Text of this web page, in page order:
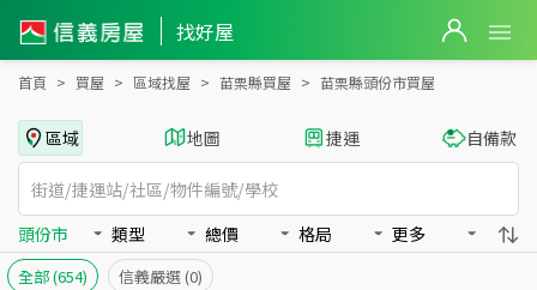
找好屋
苗栗縣頭份市買房：房屋物件出售、房價分析
首頁 買屋 區域找屋 苗栗縣買屋 苗栗縣頭份市買屋
區域 地圖 捷運 自備款
頭份市 類型 總價 格局 更多
全部(654) 信義嚴選 (0)